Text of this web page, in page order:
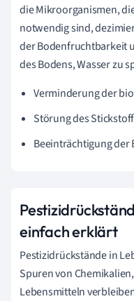
die Mikroorganismen,
notwendig sind,
der Bodenfruchtbarkeit
des Bodens, Wasser zu
Verminderung der
Störung des
Beeinträchtigung
einfach erklärt
Pestizidrückstände in
Spuren von
Lebensmitteln